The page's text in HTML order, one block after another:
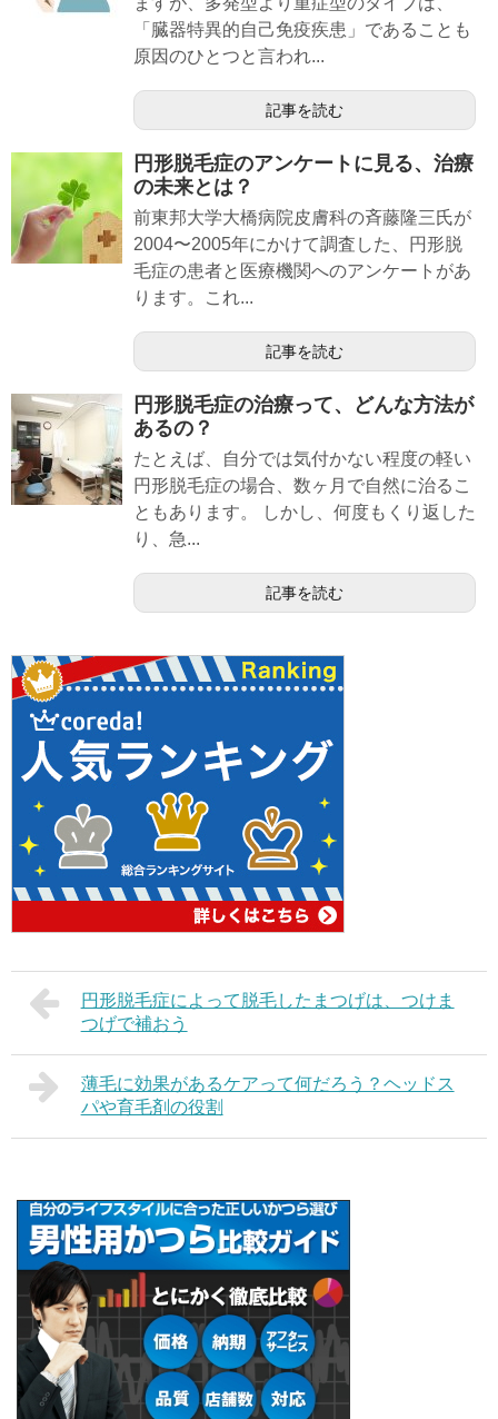
「臓器特異的自己免疫疾患」であることも
原因のひとつと言われ...
記事を読む
円形脱毛症のアンケートに見る、治療
の未来とは？
前東邦大学大橋病院皮膚科の斉藤隆三氏が
2004〜2005年にかけて調査した、円形脱
毛症の患者と医療機関へのアンケートがあ
ります。これ...
記事を読む
円形脱毛症の治療って、どんな方法が
あるの？
たとえば、自分では気付かない程度の軽い
円形脱毛症の場合、数ヶ月で自然に治るこ
ともあります。 しかし、何度もくり返した
り、急...
記事を読む
円形脱毛症によって脱毛したまつげは、つけま
つげで補おう
薄毛に効果があるケアって何だろう？ヘッドス
パや育毛剤の役割